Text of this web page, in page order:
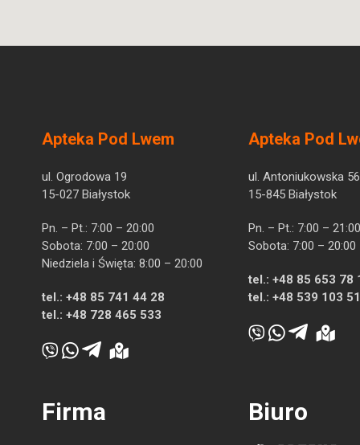
Apteka Pod Lwem
ul. Ogrodowa 19
15-027 Białystok
Pn. – Pt.: 7:00 – 20:00
Sobota: 7:00 – 20:00
Niedziela i Święta: 8:00 – 20:00
tel.: +48 85 741 44 28
tel.: +48 728 465 533
Apteka Pod
ul. Antoniukowska 56
15-845 Białystok
Pn. – Pt.: 7:00 – 21:00
Sobota: 7:00 – 20:00
tel.: +48 85 653 78
tel.: +48 539 103
Firma Biuro